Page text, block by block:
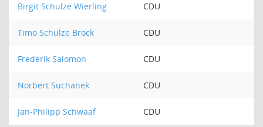
Birgit Schulze Wierling CDU
Timo Schulze Brock CDU
Frederik Salomon CDU
Norbert Suchanek CDU
Jan-Philipp Schwaaf CDU